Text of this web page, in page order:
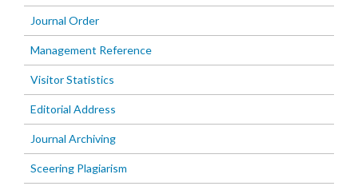
Journal Order
Management Reference
Visitor Statistics
Editorial Address
Journal Archiving
Sceering Plagiarism